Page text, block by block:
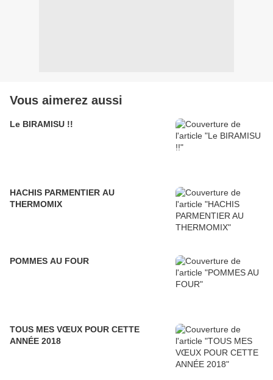
Vous aimerez aussi
Le BIRAMISU !!
HACHIS PARMENTIER AU
THERMOMIX
POMMES AU FOUR
TOUS MES VŒUX POUR CETTE
ANNÉE 2018